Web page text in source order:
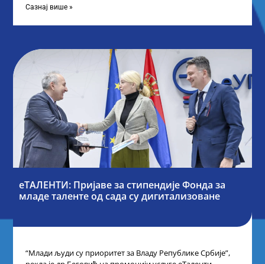
Сазнај више »
еТАЛЕНТИ: Пријаве за стипендије Фонда за
младе таленте од сада су дигитализоване
“Млади људи су приоритет за Владу Републике Србије”,